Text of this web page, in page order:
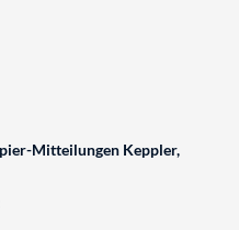
Mitteilungen Keppler,